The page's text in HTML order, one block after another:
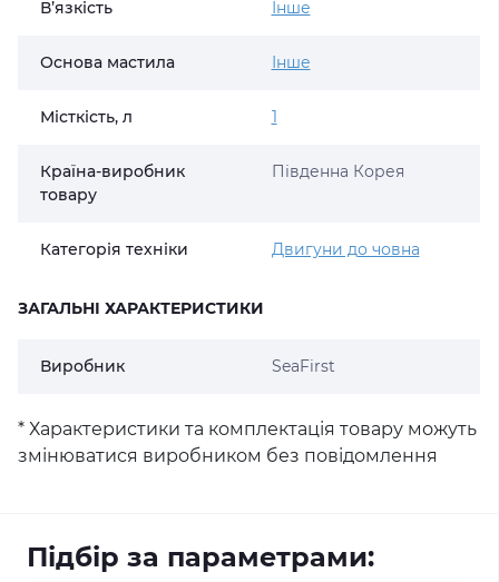
В’язкість Інше
Основа мастила Інше
Місткість, л 1
Країна-виробник
товару
Південна Корея
Категорія техніки Двигуни до човна
ЗАГАЛЬНІ ХАРАКТЕРИСТИКИ
Виробник SeaFirst
* Характеристики та комплектація товару можуть
змінюватися виробником без повідомлення
Підбір за параметрами: